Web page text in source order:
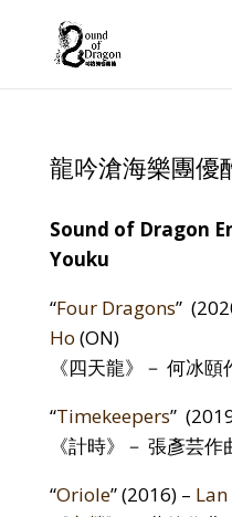
龍吟滄海樂團優
Sound of Dragon
Youku
“Four Dragons”
Ho (ON)
《四天龍》－ 何冰
“Timekeepers”
《計時》 － 張彥芸作
“Oriole” (2016) –